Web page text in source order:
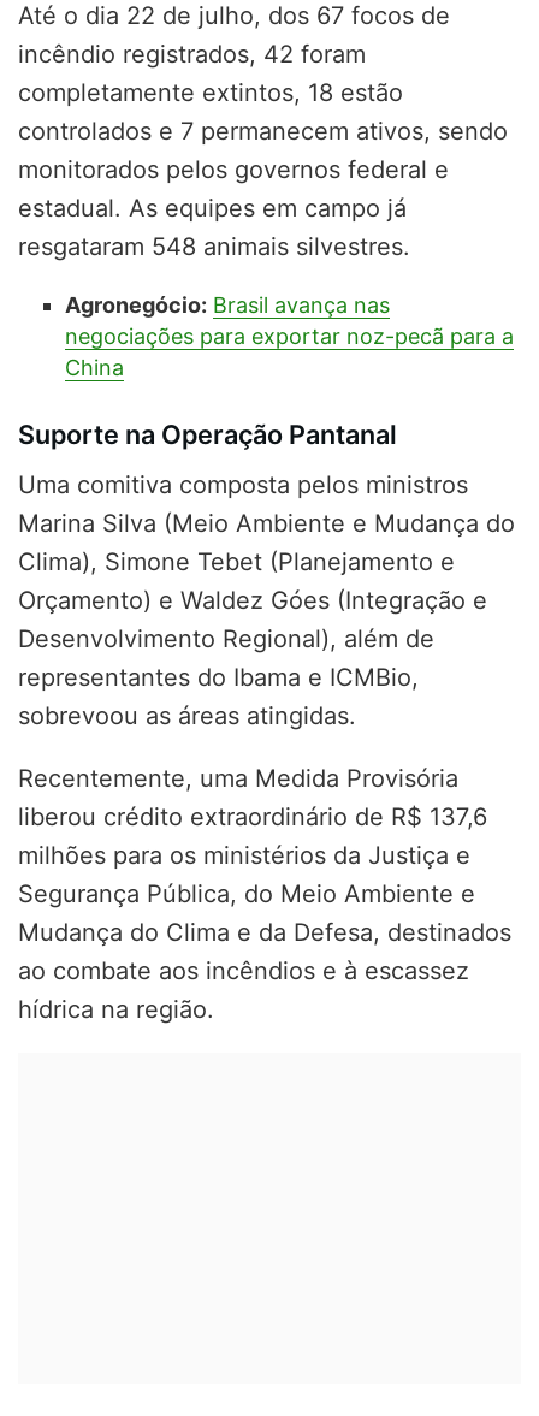
Até o dia 22 de julho, dos 67 focos de
incêndio registrados, 42 foram
completamente extintos, 18 estão
controlados e 7 permanecem ativos, sendo
monitorados pelos governos federal e
estadual. As equipes em campo já
resgataram 548 animais silvestres.
Agronegócio: Brasil avança nas
negociações para exportar noz-pecã para a
China
Suporte na Operação Pantanal
Uma comitiva composta pelos ministros
Marina Silva (Meio Ambiente e Mudança do
Clima), Simone Tebet (Planejamento e
Orçamento) e Waldez Góes (Integração e
Desenvolvimento Regional), além de
representantes do Ibama e ICMBio,
sobrevoou as áreas atingidas.
Recentemente, uma Medida Provisória
liberou crédito extraordinário de R$ 137,6
milhões para os ministérios da Justiça e
Segurança Pública, do Meio Ambiente e
Mudança do Clima e da Defesa, destinados
ao combate aos incêndios e à escassez
hídrica na região.